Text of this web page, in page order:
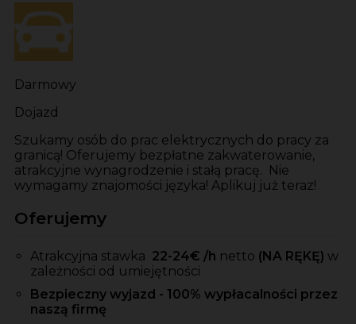
Darmowy
Dojazd
Szukamy osób do prac elektrycznych do pracy za
granicą! Oferujemy bezpłatne zakwaterowanie,
atrakcyjne wynagrodzenie i stałą pracę. Nie
wymagamy znajomości języka! Aplikuj już teraz!
Oferujemy
Atrakcyjna stawka 22-24€ /h netto (NA RĘKĘ) w
zależności od umiejętności
Bezpieczny wyjazd - 100% wypłacalności przez
naszą firmę